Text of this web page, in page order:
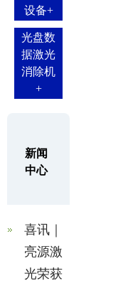
设备+
光盘数
据激光
消除机
+
新闻
中心
喜讯｜
亮源激
光荣获